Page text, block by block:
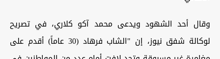
وقال أحد الشهود ويدعى محمد آكو كلاري، في تصريح
لوكالة شفق نيوز، إن "الشاب فرهاد (30 عاماً) أقدم على